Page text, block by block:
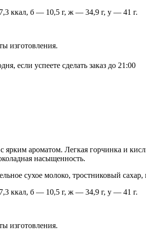
ккал, б — 10,5 г, ж — 34,9 г, у — 41 г.
изготовления.
если успеете сделать заказ до 21:00
ярким ароматом. Легкая горчинка и
насыщенность.
сухое молоко, тростниковый сахар,
ккал, б — 10,5 г, ж — 34,9 г, у — 41 г.
изготовления.